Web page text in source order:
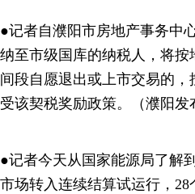
●记者自濮阳市房地产事务中
纳至市级国库的纳税人，将
间段自愿退出或上市交易的
受该契税奖励政策。（濮阳发
●记者今天从国家能源局了解
市场转入连续结算试运行，